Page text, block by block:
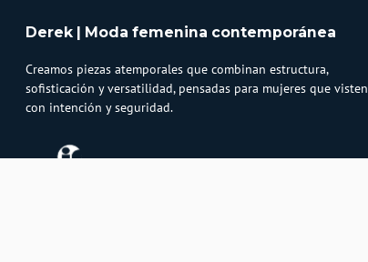
Derek | Moda femenina contemporánea
Creamos piezas atemporales que combinan estructura,
sofisticación y versatilidad, pensadas para mujeres que visten
con intención y seguridad.